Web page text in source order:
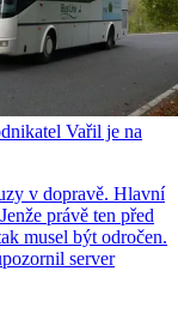
Vařil je na
v dopravě. Hlavní
právě ten před
musel být odročen.
server